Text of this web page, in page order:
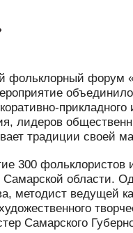
фольклорный
прикладного
лидеров
традиции своей
300 фольклористов
области.
методист ведущей
Самарского